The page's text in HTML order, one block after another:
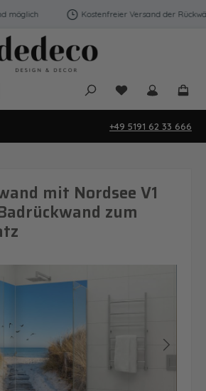
Kostenfreier Versand der
Du hast 0
+49 5191 62 33 666
mit Nordsee V1
zum